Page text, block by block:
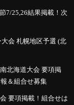
7/25,26結果掲載！次
会 札幌地区予選 (北
北海道大会 要項掲
＆組合せ募集
要項掲載！組合せは